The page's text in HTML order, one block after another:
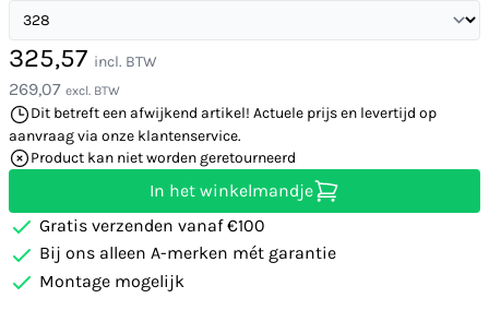
325,57 incl. BTW
269,07 excl. BTW
Dit betreft een afwijkend artikel! Actuele prijs en levertijd op
aanvraag via onze klantenservice.
Product kan niet worden geretourneerd
In het winkelmandje
Gratis verzenden vanaf €100
Bij ons alleen A-merken mét garantie
Montage mogelijk